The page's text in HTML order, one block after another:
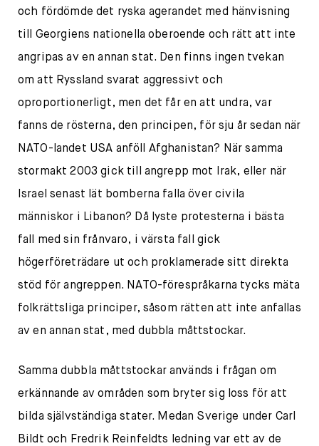
och fördömde det ryska agerandet med hänvisning
till Georgiens nationella oberoende och rätt att inte
angripas av en annan stat. Den finns ingen tvekan
om att Ryssland svarat aggressivt och
oproportionerligt, men det får en att undra, var
fanns de rösterna, den principen, för sju år sedan när
NATO-landet USA anföll Afghanistan? När samma
stormakt 2003 gick till angrepp mot Irak, eller när
Israel senast lät bomberna falla över civila
människor i Libanon? Då lyste protesterna i bästa
fall med sin frånvaro, i värsta fall gick
högerföreträdare ut och proklamerade sitt direkta
stöd för angreppen. NATO-förespråkarna tycks mäta
folkrättsliga principer, såsom rätten att inte anfallas
av en annan stat, med dubbla måttstockar.
Samma dubbla måttstockar används i frågan om
erkännande av områden som bryter sig loss för att
bilda självständiga stater. Medan Sverige under Carl
Bildt och Fredrik Reinfeldts ledning var ett av de